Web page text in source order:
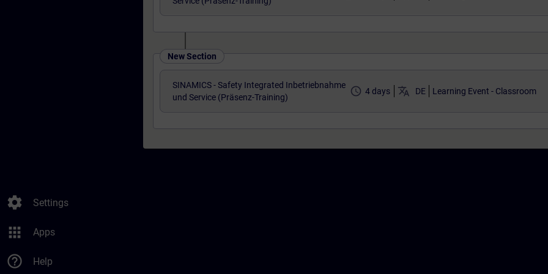
settings Settings
apps Apps
help_outline Help
New Section
SINAMICS - Safety Integrated Inbetriebnahme
und Service (Präsenz-Training)
access_time 4 days translate DE Learning Event - Classroom